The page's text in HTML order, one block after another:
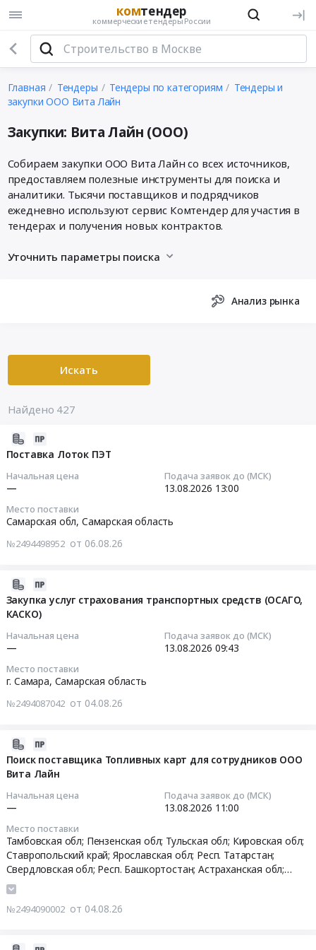
комтендер
коммерческие тендеры России
Главная Тендеры Тендеры по категориям
Тендеры и
закупки ООО Вита Лайн
Закупки: Вита Лайн (ООО)
Собираем закупки ООО Вита Лайн со всех источников,
предоставляем полезные инструменты для поиска и
аналитики. Тысячи поставщиков и подрядчиков
ежедневно используют сервис Комтендер для участия в
тендерах и получения новых контрактов.
Уточнить параметры поиска
Анализ рынка
Искать
Найдено 427
Поставка Лоток ПЭТ
Начальная цена
—
Подача заявок до (МСК)
13.08.2026 13:00
Место поставки
Самарская обл, Самарская область
№2494498952 от 06.08.26
Закупка услуг страхования транспортных средств (ОСАГО,
КАСКО)
Начальная цена
—
Подача заявок до (МСК)
13.08.2026 09:43
Место поставки
г. Самара, Самарская область
№2494087042 от 04.08.26
Поиск поставщика Топливных карт для сотрудников ООО
Вита Лайн
Начальная цена
—
Подача заявок до (МСК)
13.08.2026 11:00
Место поставки
Тамбовская обл; Пензенская обл; Тульская обл; Кировская обл;
Ставропольский край; Ярославская обл; Респ. Татарстан;
Свердловская обл; Респ. Башкортостан; Астраханская обл;
Ульяновская обл; Респ. Мордовия; Респ. Чувашская - Чувашия;
Волгоградская обл; Владимирская обл; Вологодская обл;
Тюменская обл; Нижегородская обл; Челябинская обл;
№2494090002 от 04.08.26